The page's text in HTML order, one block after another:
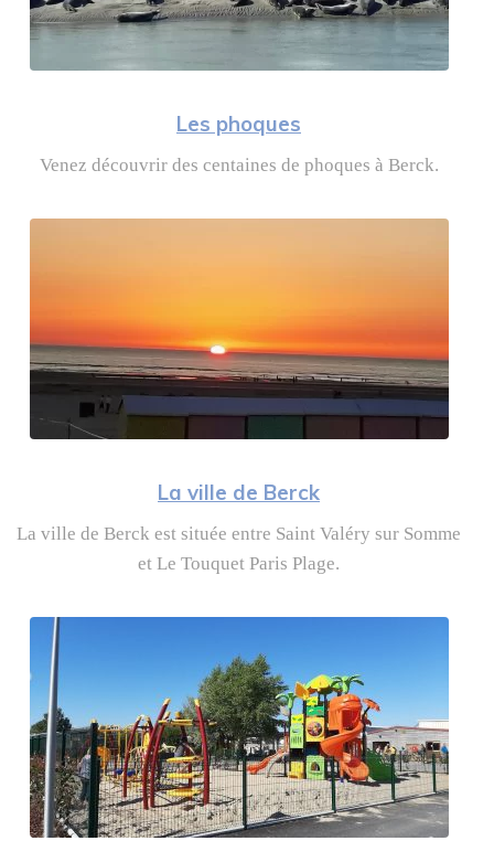
Les phoque
Venez découvrir des centaines de phoques à Berck.
La ville de Berck
La ville de Berck est située entre Saint Valéry sur Somme
et Le Touquet Paris Plage.